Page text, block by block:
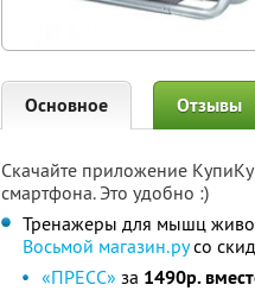
Основное Отзывы
Скачайте приложение
смартфона. Это удобно :)
Тренажеры для мышц
Восьмой магазин.русо
«ПРЕСС» за 1490р.